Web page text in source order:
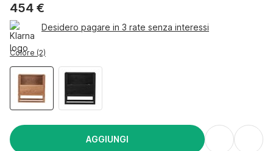
454 €
Desidero pagare in 3 rate senza interessi
Colore (2)
AGGIUNGI